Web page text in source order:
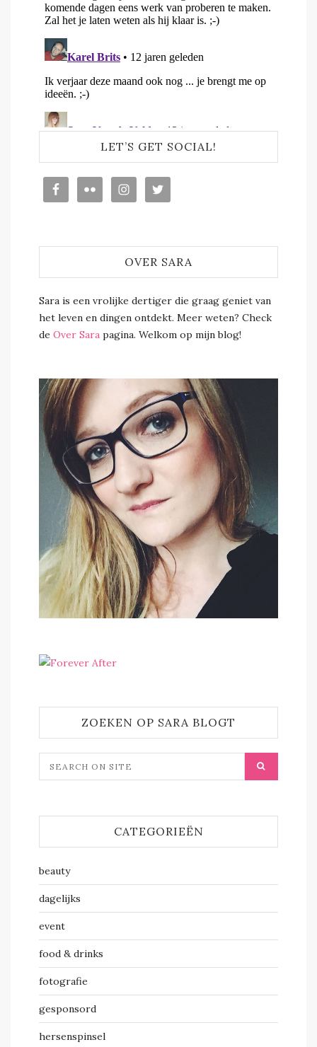
LET’S GET SOCIAL!
OVER SARA
Sara is een vrolijke dertiger die graag geniet van
het leven en dingen ontdekt. Meer weten? Check
de Over Sara pagina. Welkom op mijn blog!
ZOEKEN OP SARA BLOGT
CATEGORIEËN
beauty
dagelijks
event
food & drinks
fotografie
gesponsord
hersenspinsel